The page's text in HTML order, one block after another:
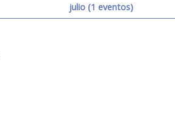
julio (1 eventos)